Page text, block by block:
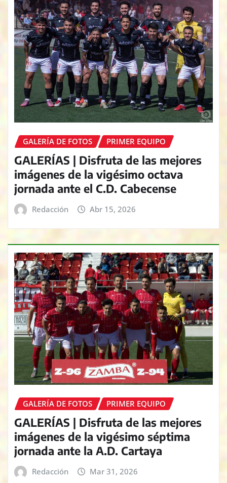
GALERÍA DE FOTOS PRIMER EQUIPO
GALERÍAS | Disfruta de las mejores
imágenes de la vigésimo octava
jornada ante el C.D. Cabecense
Redacción Abr 15, 2026
GALERÍA DE FOTOS PRIMER EQUIPO
GALERÍAS | Disfruta de las mejores
imágenes de la vigésimo séptima
jornada ante la A.D. Cartaya
Redacción Mar 31, 2026